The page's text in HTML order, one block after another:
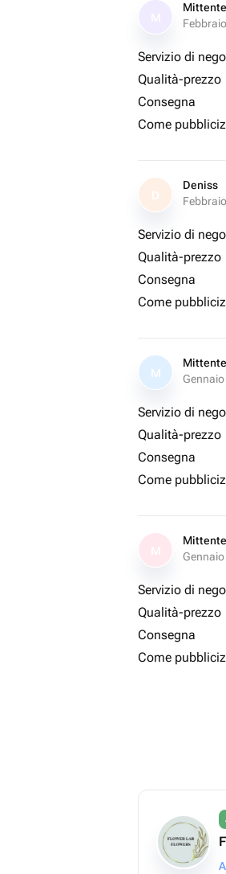
Mittente
Servizio di
Qualità-prezzo
Consegna
Come
D
Deniss
Servizio di
Qualità-prezzo
Consegna
Come
M
Mittente
Servizio di
Qualità-prezzo
Consegna
Come
Mittente
Servizio di
Qualità-prezzo
Consegna
Come